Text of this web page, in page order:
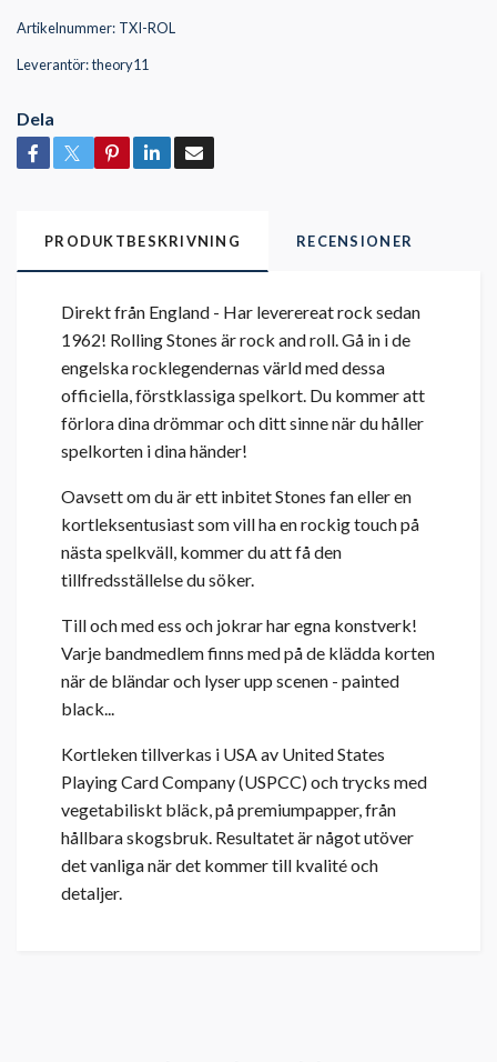
Artikelnummer: TXI-ROL
Leverantör:theory11
Dela
PRODUKTBESKRIVNING RECENSIONER
Direkt från England - Har leverereat rock sedan
1962! Rolling Stones är rock and roll. Gå in i de
engelska rocklegendernas värld med dessa
officiella, förstklassiga spelkort. Du kommer att
förlora dina drömmar och ditt sinne när du håller
spelkorten i dina händer!
Oavsett om du är ett inbitet Stones fan eller en
kortleksentusiast som vill ha en rockig touch på
nästa spelkväll, kommer du att få den
tillfredsställelse du söker.
Till och med ess och jokrar har egna konstverk!
Varje bandmedlem finns med på de klädda korten
när de bländar och lyser upp scenen - painted
black...
Kortleken tillverkas i USA av United States
Playing Card Company (USPCC) och trycks med
vegetabiliskt bläck, på premiumpapper, från
hållbara skogsbruk. Resultatet är något utöver
det vanliga när det kommer till kvalité och
detaljer.